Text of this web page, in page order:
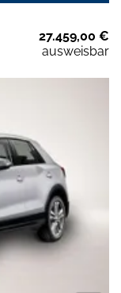
27.459,00 €
ausweisbar